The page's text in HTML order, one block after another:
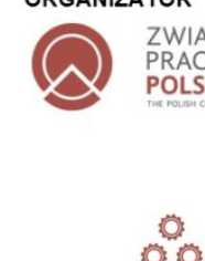
SZKOLENIA
I
SEMINARIA
ORGANIZACJAMI